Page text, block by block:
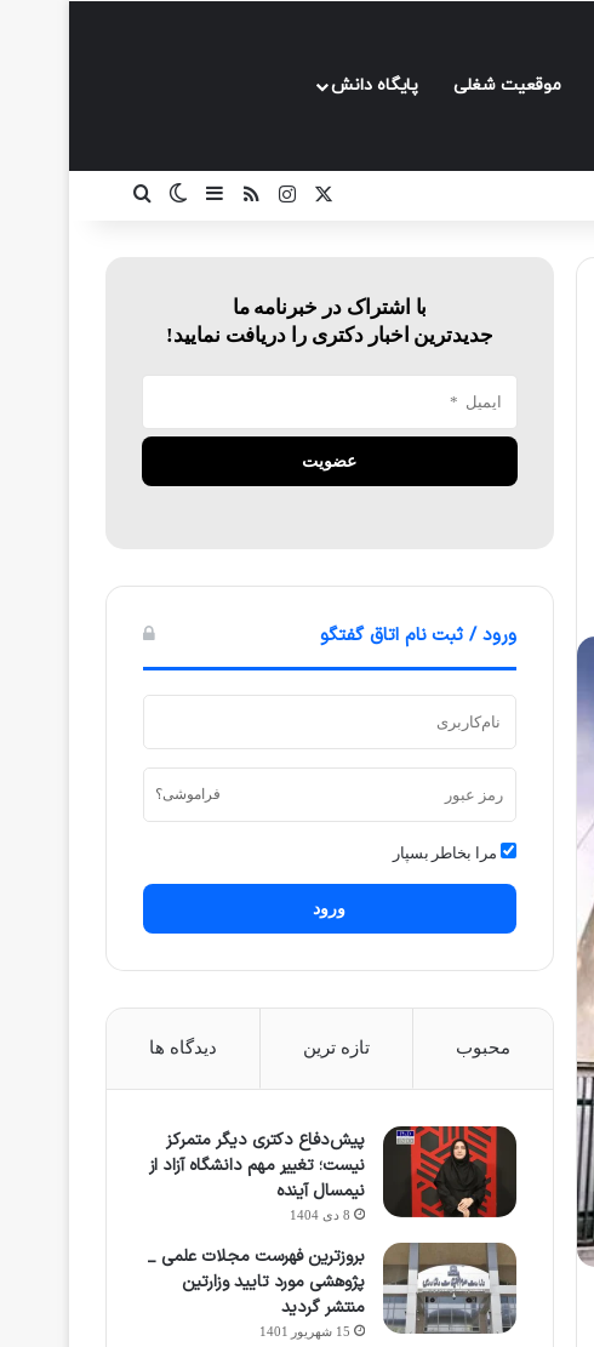
موقعیت شغلی پایگاه دانش
ایکساینستاگرام
خوراکسایدبارتغییر پوسته
با اشتراک در خبرنامه ما
جدیدترین اخبار دکتری را دریافت نمایید!
ورود / ثبت نام اتاق گفتگو
فراموشی؟
مرا بخاطر بسپار
ورود
محبوب تازه ترین دیدگاه ها
پیش‌دفاع دکتری دیگر متمرکز
نیست؛ تغییر مهم دانشگاه آزاد از
نیمسال آینده
8 دی 1404
بروزترین فهرست مجلات علمی _
پژوهشی مورد تایید وزارتین
منتشر گردید
15 شهریور 1401